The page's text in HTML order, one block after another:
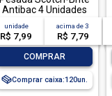
Antibac 4 Unidades
Pacote Econômico
unidade
R$ 7,99
acima de3
R$ 7,79
COMPRAR
Comprar caixa:120